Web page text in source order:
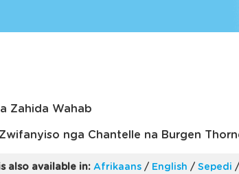
Zahida Wahab
Zwifanyiso nga Chantelle na Burgen
also available in: Afrikaans / English / Sepedi /